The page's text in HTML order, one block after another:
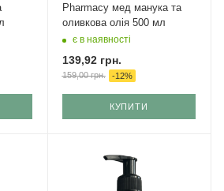
Pharmacy мед манука та
оливкова олія 500 мл
є в наявності
139,92грн.
159,00грн. -12%
КУПИТИ